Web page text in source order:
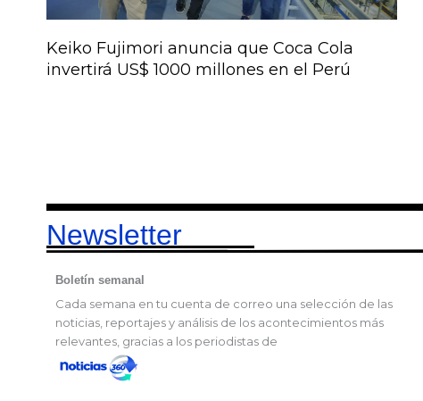
Keiko Fujimori anuncia que Coca Cola
invertirá US$ 1000 millones en el Perú
Newsletter
Boletín semanal
Cada semana en tu cuenta de correo una selección de las
noticias, reportajes y análisis de los acontecimientos más
relevantes, gracias a los periodistas de